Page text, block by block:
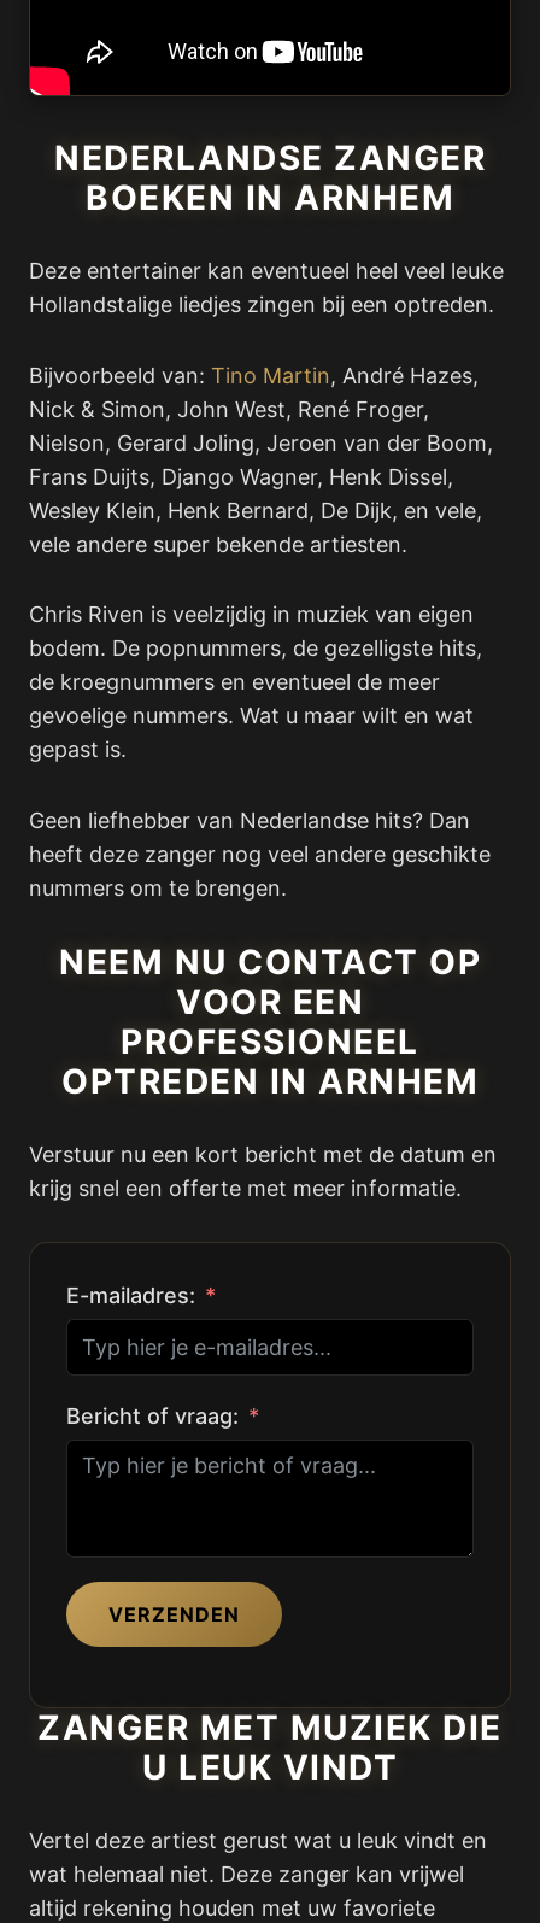
NEDERLANDSE ZANGER
BOEKEN IN ARNHEM
Deze entertainer kan eventueel heel veel leuke
Hollandstalige liedjes zingen bij een optreden.
Bijvoorbeeld van: Tino Martin, André Hazes,
Nick & Simon, John West, René Froger,
Nielson, Gerard Joling, Jeroen van der Boom,
Frans Duijts, Django Wagner, Henk Dissel,
Wesley Klein, Henk Bernard, De Dijk, en vele,
vele andere super bekende artiesten.
Chris Riven is veelzijdig in muziek van eigen
bodem. De popnummers, de gezelligste hits,
de kroegnummers en eventueel de meer
gevoelige nummers. Wat u maar wilt en wat
gepast is.
Geen liefhebber van Nederlandse hits? Dan
heeft deze zanger nog veel andere geschikte
nummers om te brengen.
NEEM NU CONTACT OP
VOOR EEN
PROFESSIONEEL
OPTREDEN IN ARNHEM
Verstuur nu een kort bericht met de datum en
krijg snel een offerte met meer informatie.
E-mailadres:
Bericht of vraag:
VERZENDEN
ZANGER MET MUZIEK DIE
U LEUK VINDT
Vertel deze artiest gerust wat u leuk vindt en
wat helemaal niet. Deze zanger kan vrijwel
altijd rekening houden met uw favoriete